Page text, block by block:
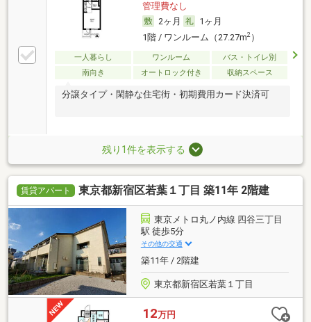
管理費なし
2ヶ月
1ヶ月
1階 / ワンルーム（27.27m2）
一人暮らし ワンルーム
バス・トイレ別
南向き
オートロック付き 収納スペース
分譲タイプ・閑静な住宅街・初期費用カード決済可
残り1件を表示する
賃貸アパート 東京都新宿区若葉１丁目 築11年 2階建
東京メトロ丸ノ内線 四谷三丁目
駅 徒歩5分
その他の交通
築11年 / 2階建
東京都新宿区若葉１丁目
12万円